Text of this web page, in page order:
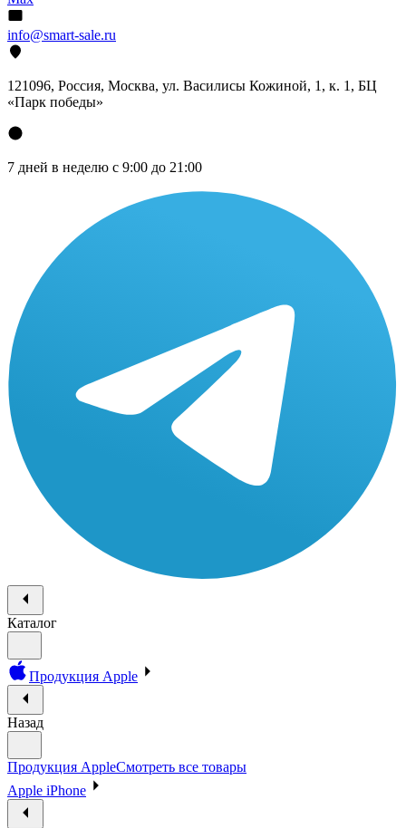
info@smart-sale.ru
121096, Россия, Москва, ул. Василисы Кожиной, 1, к. 1, БЦ
«Парк победы»
7 дней в неделю с 9:00 до 21:00
Каталог
Продукция Apple
Назад
Продукция AppleСмотреть все товары
Apple iPhone